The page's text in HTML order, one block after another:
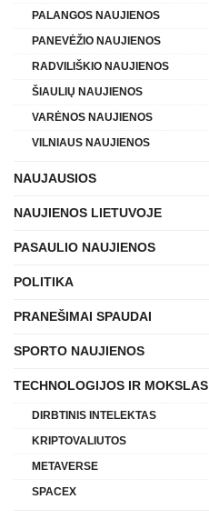
PALANGOS NAUJIENOS
PANEVĖŽIO NAUJIENOS
RADVILIŠKIO NAUJIENOS
ŠIAULIŲ NAUJIENOS
VARĖNOS NAUJIENOS
VILNIAUS NAUJIENOS
NAUJAUSIOS
NAUJIENOS LIETUVOJE
PASAULIO NAUJIENOS
POLITIKA
PRANEŠIMAI SPAUDAI
SPORTO NAUJIENOS
TECHNOLOGIJOS IR MOKSLAS
DIRBTINIS INTELEKTAS
KRIPTOVALIUTOS
METAVERSE
SPACEX